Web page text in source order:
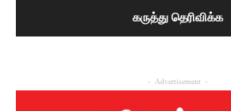
- Advertisement -